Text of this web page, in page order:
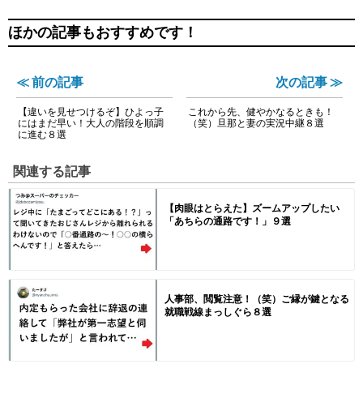
ほかの記事もおすすめです！
≪ 前の記事
【違いを見せつけるぞ】ひよっ子
にはまだ早い！大人の階段を順調
に進む８選
次の記事 ≫
これから先、健やかなるときも！
（笑）旦那と妻の実況中継８選
関連する記事
【肉眼はとらえた】ズームアップしたい
「あちらの通路です！」９選
人事部、閲覧注意！（笑）ご縁が鍵となる
就職戦線まっしぐら８選